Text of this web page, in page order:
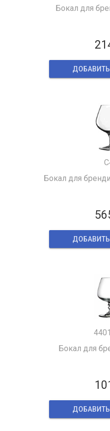
Бокал для
Бокал для
Бокал для